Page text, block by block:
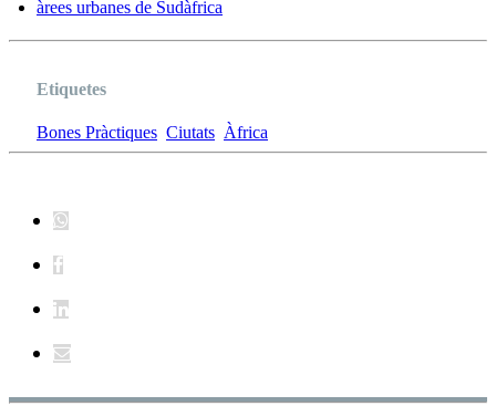
Etiquetes
Bones Pràctiques Ciutats Àfrica